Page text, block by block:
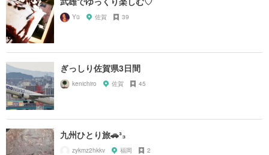
Yü 佐賀 39
ぎっしり佐賀県3日間
kenichiro 佐賀 45
九州ひとり旅🚗³₃
zykmz2hkkv 福岡 2